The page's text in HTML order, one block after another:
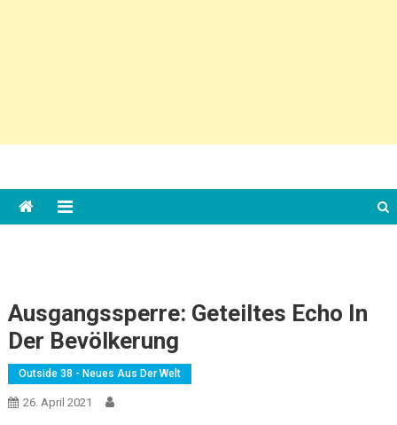
Ausgangssperre: Geteiltes Echo In
Der Bevölkerung
Outside 38 - Neues Aus Der Welt
26. April 2021